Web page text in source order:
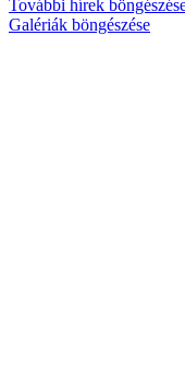
További hírek
Galériák böngészése